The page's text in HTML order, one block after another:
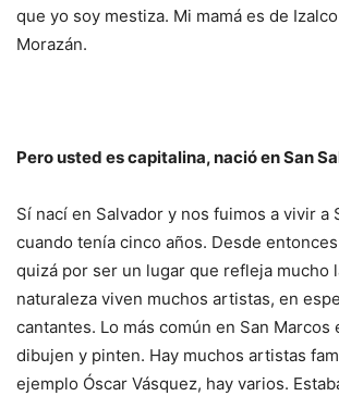
que yo soy mestiza. Mi mamá es de
Morazán.
Pero usted es capitalina, nació en San
Sí nací en Salvador y nos fuimos a vivir a
cuando tenía cinco años. Desde
quizá por ser un lugar que refleja mucho
naturaleza viven muchos artistas, en
cantantes. Lo más común en San Marcos
dibujen y pinten. Hay muchos artistas
ejemplo Óscar Vásquez, hay varios.